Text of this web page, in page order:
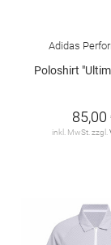
Adidas
Poloshirt
85,00
inkl. MwSt. zzgl.